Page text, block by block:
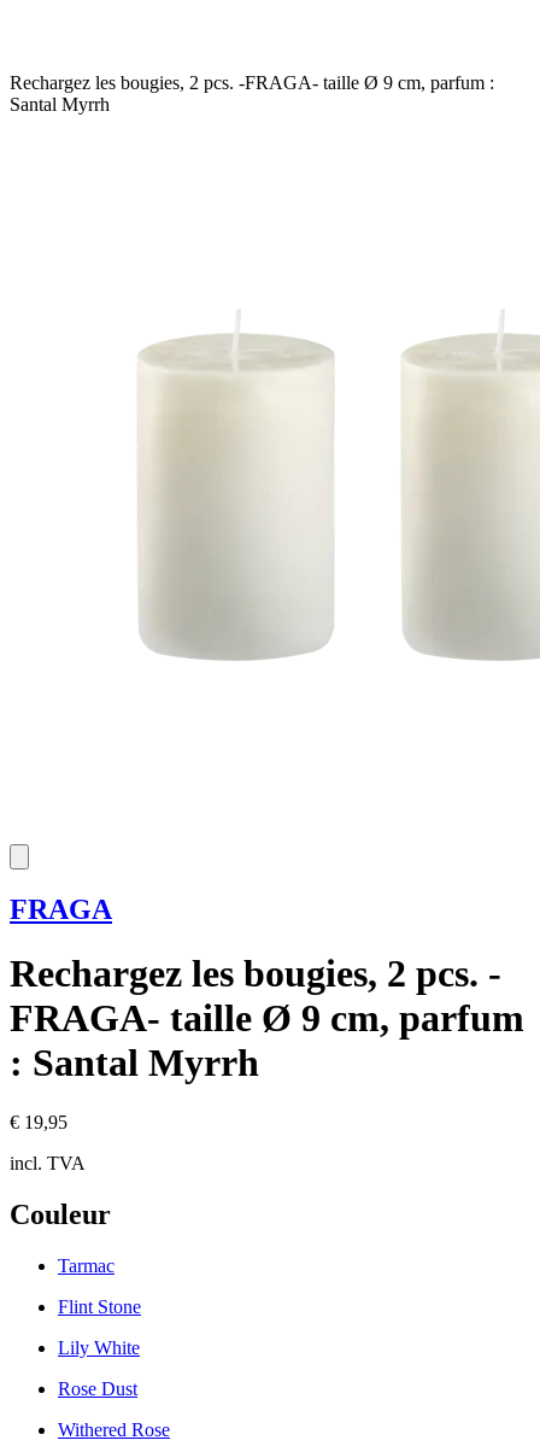
Rechargez les bougies, 2 pcs. -FRAGA- taille Ø 9 cm, parfum :
Santal Myrrh
FRAGA
Rechargez les bougies, 2 pcs. -
FRAGA- taille Ø 9 cm, parfum
: Santal Myrrh
€ 19,95
incl. TVA
Couleur
Tarmac
Flint Stone
Lily White
Rose Dust
Withered Rose